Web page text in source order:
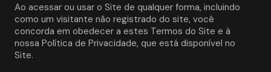
Ao acessar ou usar o Site de qualquer forma, incluindo
como um visitante não registrado do site, você
concorda em obedecer a estes Termos do Site e à
nossa Política de Privacidade, que está disponível no
Site.